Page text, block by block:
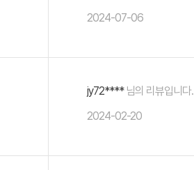
2024-07-06
jy72****님의 리뷰입니다.
2024-02-20